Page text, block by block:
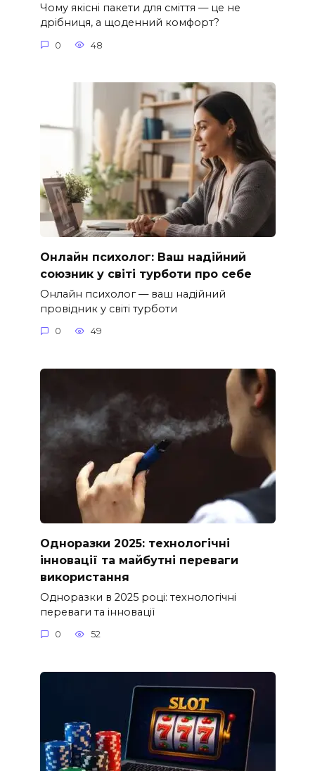
Чому якісні пакети для сміття — це не
дрібниця, а щоденний комфорт?
0 48
Онлайн психолог: Ваш надійний
союзник у світі турботи про себе
Онлайн психолог — ваш надійний
провідник у світі турботи
0 49
Одноразки 2025: технологічні
інновації та майбутні переваги
використання
Одноразки в 2025 році: технологічні
переваги та інновації
0 52